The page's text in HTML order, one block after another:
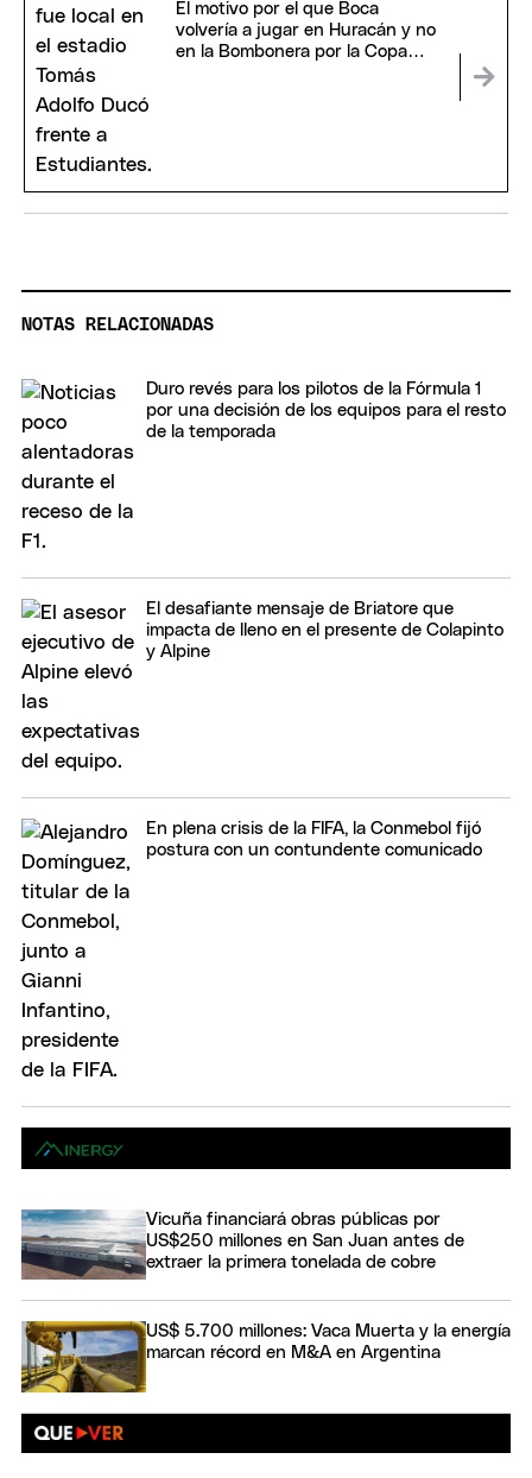
El motivo por el que Boca
volvería a jugar en Huracán y no
en la Bombonera por la Copa
NOTAS RELACIONADAS
Duro revés para los pilotos de la Fórmula 1
por una decisión de los equipos para el resto
de la temporada
El desafiante mensaje de Briatore que
impacta de lleno en el presente de Colapinto
y Alpine
En plena crisis de la FIFA, la Conmebol fijó
postura con un contundente comunicado
Vicuña financiará obras públicas por
US$250 millones en San Juan antes de
extraer la primera tonelada de cobre
US$ 5.700 millones: Vaca Muerta y la energía
marcan récord en M&A en Argentina